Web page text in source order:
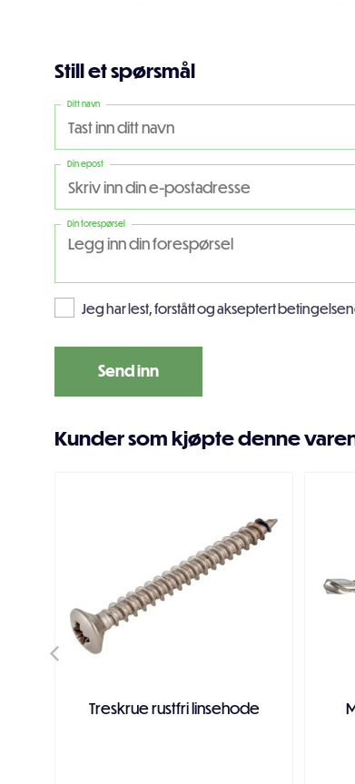
Still et spørsmål
Ditt navn
Din epost
Din forespørsel
Jeg har lest, forstått og akseptert
Kunder som kjøpte denne
Treskrue rustfri linsehode